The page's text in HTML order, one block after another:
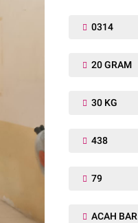
0314
20 GRAM
30 KG
438
79
ACAH BARAT